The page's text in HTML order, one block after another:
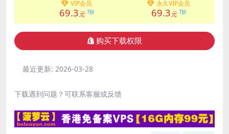
VIP会员
69.3元 7折
永久VIP会员
69.3元 7折
购买下载权限
最近更新: 2026-03-28
下载遇到问题？可联系客服或反馈